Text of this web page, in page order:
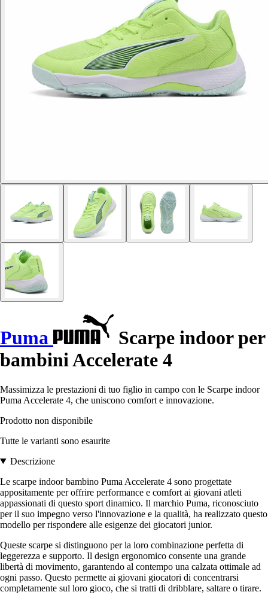
Puma
Scarpe indoor per
bambini Accelerate 4
Massimizza le prestazioni di tuo figlio in campo con le Scarpe indoor
Puma Accelerate 4, che uniscono comfort e innovazione.
Prodotto non disponibile
Tutte le varianti sono esaurite
Descrizione
Le scarpe indoor bambino Puma Accelerate 4 sono progettate
appositamente per offrire performance e comfort ai giovani atleti
appassionati di questo sport dinamico. Il marchio Puma, riconosciuto
per il suo impegno verso l'innovazione e la qualità, ha realizzato questo
modello per rispondere alle esigenze dei giocatori junior.
Queste scarpe si distinguono per la loro combinazione perfetta di
leggerezza e supporto. Il design ergonomico consente una grande
libertà di movimento, garantendo al contempo una calzata ottimale ad
ogni passo. Questo permette ai giovani giocatori di concentrarsi
completamente sul loro gioco, che si tratti di dribblare, saltare o tirare.